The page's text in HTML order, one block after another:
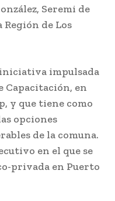
Seremi de
de Los
impulsada
Capacitación, en
y que tiene como
opciones
de la comuna.
en el que se
privada en Puerto